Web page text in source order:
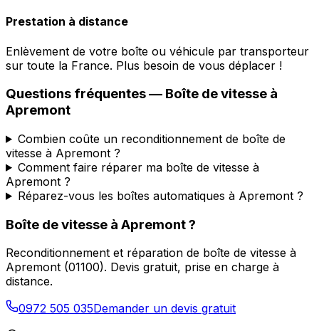
Prestation à distance
Enlèvement de votre boîte ou véhicule par transporteur
sur toute la France. Plus besoin de vous déplacer !
Questions fréquentes — Boîte de vitesse à
Apremont
Combien coûte un reconditionnement de boîte de
vitesse à Apremont ?
Comment faire réparer ma boîte de vitesse à
Apremont ?
Réparez-vous les boîtes automatiques à Apremont ?
Boîte de vitesse à Apremont?
Reconditionnement et réparation de boîte de vitesse à
Apremont (01100). Devis gratuit, prise en charge à
distance.
0972 505 035Demander un devis gratuit